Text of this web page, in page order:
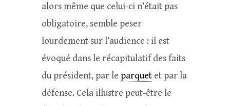
alors même que celui-ci n’était pas
obligatoire, semble peser
lourdement sur l’audience : il est
évoqué dans le récapitulatif des faits
du président, par le parquetet par la
défense. Cela illustre peut-être le